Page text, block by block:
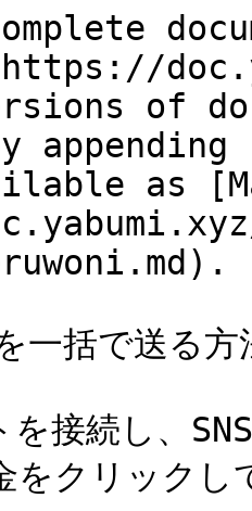
of
as
一括で送る方
接続し、
をクリック